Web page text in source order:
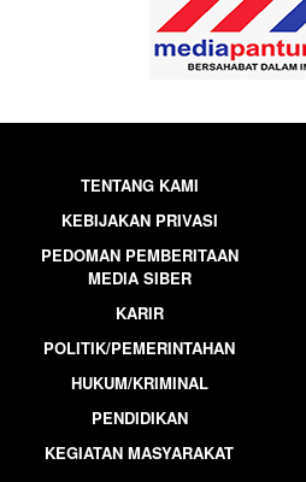
TENTANG KAMI
KEBIJAKAN PRIVASI
PEDOMAN PEMBERITAAN
MEDIA SIBER
KARIR
POLITIK/PEMERINTAHAN
HUKUM/KRIMINAL
PENDIDIKAN
KEGIATAN MASYARAKAT